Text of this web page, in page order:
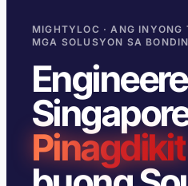
BONDING AT CURING
→
BUILD AT FABRICATE
MGA DOKUMENTO
Aklatan ng TDS Bawat
MIGHTYLOC · ANG INYONG
MGA SOLUSYON SA
Pinagdikit